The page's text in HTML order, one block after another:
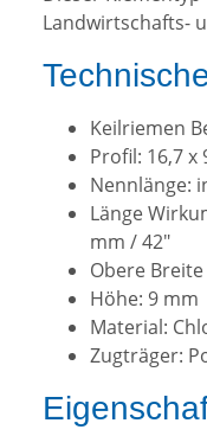
Landwirtschafts-
Keilriemen
Profil: 16,7 x
Nennlänge:
Länge
mm / 42"
Obere
Höhe: 9 mm
Material:
Zugträger: